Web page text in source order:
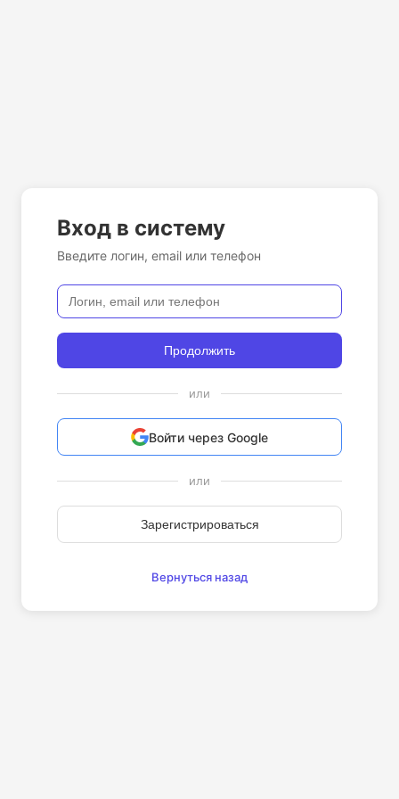
Вход в систему
Введите логин, email или телефон
Продолжить
или
Войти через Google
или
Зарегистрироваться
Вернуться назад